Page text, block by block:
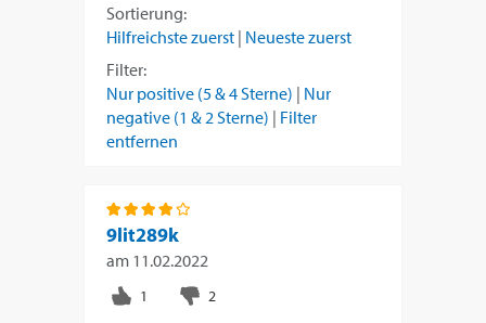
Sortierung:
Hilfreichste zuerst | Neueste zuerst
Filter:
Nur positive (5 & 4 Sterne) | Nur
negative (1 & 2 Sterne) | Filter
entfernen
9lit289k
am 11.02.2022